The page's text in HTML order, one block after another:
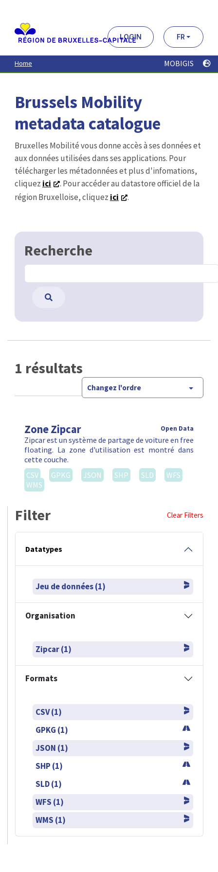
contenu
principal
LOGIN FR
Home MOBIGIS
Brussels Mobility
metadata catalogue
Bruxelles Mobilité vous donne accès à ses données et
aux données utilisées dans ses applications. Pour
télécharger les métadonnées et plus d'infomations,
cliquez ici
. Pour accéder au datastore officiel de la
région Bruxelloise, cliquez ici .
Recherche
1 résultats
Changez l'ordre
Zone Zipcar Open Data
Zipcar est un système de partage de voiture en free
floating. La zone d'utilisation est montré dans
cette couche.
CSV
GPKG JSON SHP SLD
WFS
WMS
Filter Clear Filters
Datatypes
Jeu de données (1)
Organisation
Zipcar (1)
Formats
CSV (1)
GPKG (1)
JSON (1)
SHP (1)
SLD (1)
WFS (1)
WMS (1)